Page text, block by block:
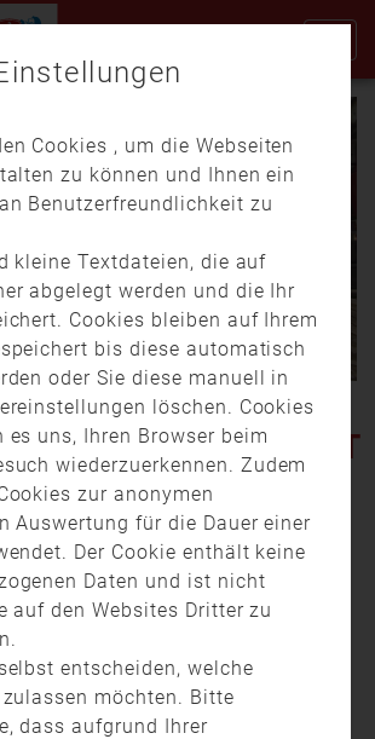
Video
DER
INNENSTADT
Innenstadt ist am Nachmittag ein
Laut Polizei ist das
eines Hauses in der
Die Rauchentwicklung war
Bereich zwischen Bismarckplatz und
zeitweise gesperrt werden mussten.
Regensburg hat den Brand
ist noch unklar.
Cookies , um die Webseiten
zu können und Ihnen ein
Benutzerfreundlichkeit zu
kleine Textdateien, die auf
abgelegt werden und die Ihr
Cookies bleiben auf Ihrem
bis diese automatisch
oder Sie diese manuell in
löschen. Cookies
es uns, Ihren Browser beim
wiederzuerkennen. Zudem
zur anonymen
Auswertung für die Dauer einer
Der Cookie enthält keine
Daten und ist nicht
auf den Websites Dritter zu
entscheiden, welche
zulassen möchten. Bitte
dass aufgrund Ihrer